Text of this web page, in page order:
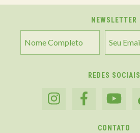
NEWSLETTER
REDES SOCIAIS
CONTATO